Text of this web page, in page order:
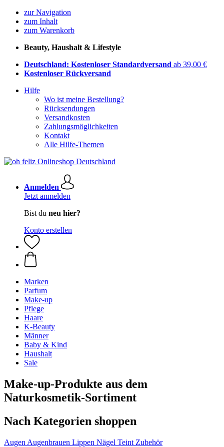
zur Navigation
zum Inhalt
zum Warenkorb
Beauty, Haushalt & Lifestyle
Deutschland: Kostenloser Standardversand ab 39,00 €
Kostenloser Rückversand
Hilfe
Wo ist meine Bestellung?
Rücksendungen
Versandkosten
Zahlungsmöglichkeiten
Kontakt
Alle Hilfe-Themen
Anmelden
Jetzt anmelden
Bist du neu hier?
Konto erstellen
Marken
Parfum
Make-up
Pflege
Haare
K-Beauty
Männer
Baby & Kind
Haushalt
Sale
Make-up-Produkte aus dem
Naturkosmetik-Sortiment
Nach Kategorien shoppen
Augen Augenbrauen Lippen Nägel Teint Zubehör